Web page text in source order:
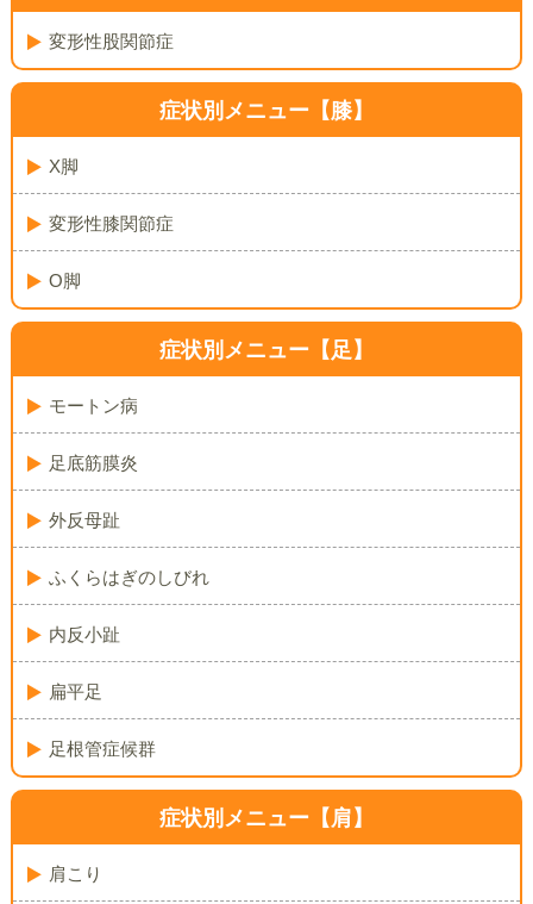
変形性股関節症
症状別メニュー【膝】
X脚
変形性膝関節症
O脚
症状別メニュー【足】
モートン病
足底筋膜炎
外反母趾
ふくらはぎのしびれ
内反小趾
扁平足
足根管症候群
症状別メニュー【肩】
肩こり